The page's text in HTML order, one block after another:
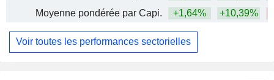
Moyenne pondérée par Capi.
+1,64% +10,39%
Voir toutes les performances sectorielles